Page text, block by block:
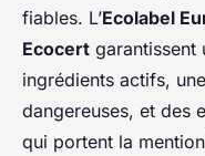
fiables. L’Ecolabel
Ecocert garantissent
ingrédients actifs,
dangereuses, et des
qui portent la mention